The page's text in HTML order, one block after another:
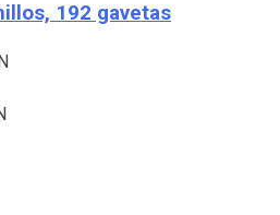
192 gavetas